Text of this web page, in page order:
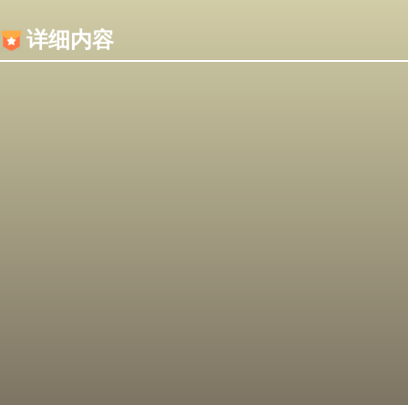
详细内容